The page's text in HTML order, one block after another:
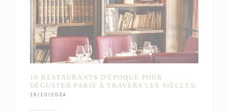
10 RESTAURANTS D'ÉPOQUE POUR
DÉGUSTER PARIS À TRAVERS LES SIÈCLES.
18/10/2024